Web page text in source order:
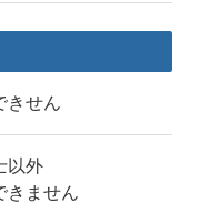
きせん
以外
きません